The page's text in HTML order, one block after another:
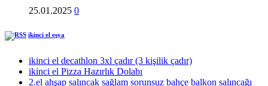
25.01.2025 0
ikinci el eşya
ikinci el decathlon 3xl çadır (3 kişilik çadır)
ikinci el Pizza Hazırlık Dolabı
2.el ahşap salıncak sağlam sorunsuz bahçe balkon salıncağı